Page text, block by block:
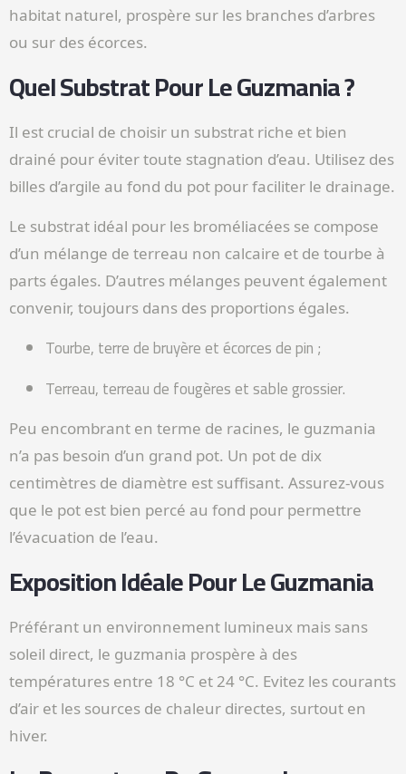
habitat naturel, prospère sur les branches d’arbres
ou sur des écorces.
Quel Substrat Pour Le Guzmania ?
Il est crucial de choisir un substrat riche et bien
drainé pour éviter toute stagnation d’eau. Utilisez des
billes d’argile au fond du pot pour faciliter le drainage.
Le substrat idéal pour les broméliacées se compose
d’un mélange de terreau non calcaire et de tourbe à
parts égales. D’autres mélanges peuvent également
convenir, toujours dans des proportions égales.
Tourbe, terre de bruyère et écorces de pin ;
Terreau, terreau de fougères et sable grossier.
Peu encombrant en terme de racines, le guzmania
n’a pas besoin d’un grand pot. Un pot de dix
centimètres de diamètre est suffisant. Assurez-vous
que le pot est bien percé au fond pour permettre
l’évacuation de l’eau.
Exposition Idéale Pour Le Guzmania
Préférant un environnement lumineux mais sans
soleil direct, le guzmania prospère à des
températures entre 18 °C et 24 °C. Evitez les courants
d’air et les sources de chaleur directes, surtout en
hiver.